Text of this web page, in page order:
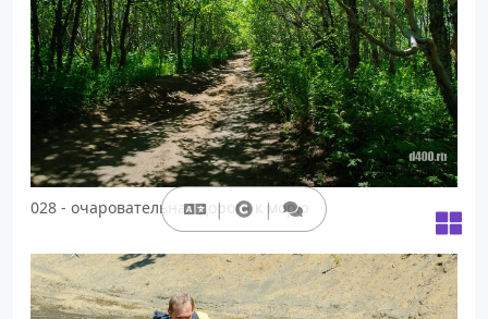
028 - очаровательная дорога к морю